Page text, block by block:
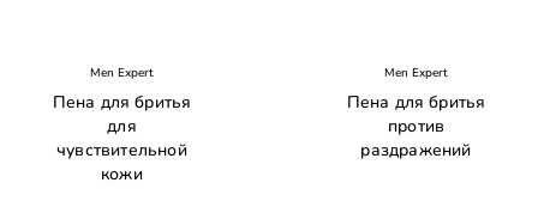
Men Expert
Пена для бритья
для
чувствительной
кожи
Men Expert
Пена для бритья
против
раздражений